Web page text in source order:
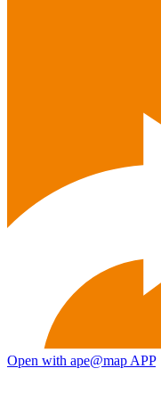
Open with ape@map APP